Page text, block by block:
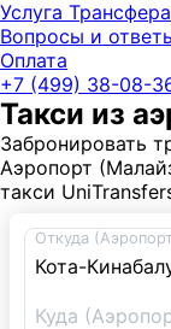
Услуга Трансфера
Вопросы и
Оплата
+7 (499) 38-08-
Такси из
Забронировать
Аэропорт
такси
Откуда
Куда